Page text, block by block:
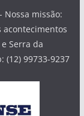
Nossa missão:
Serra da
(12) 99733-9237